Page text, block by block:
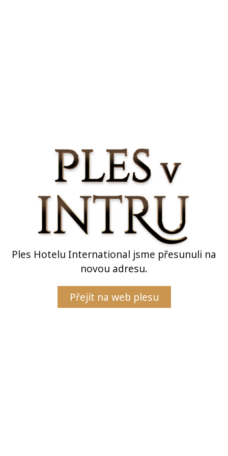
Ples Hotelu International jsme přesunuli na
novou adresu.
Přejít na web plesu